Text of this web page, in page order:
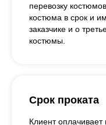
перевозку
костюма в срок и
заказчике и о
костюмы.
Срок проката
Клиент оплачивает